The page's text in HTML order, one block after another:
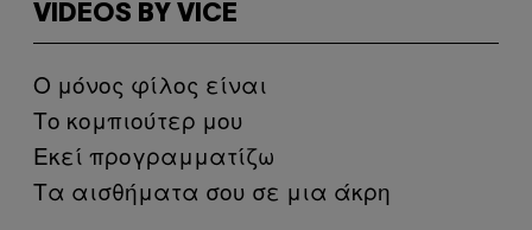
VIDEOS BY VICE
Ο μόνος φίλος είναι
Το κομπιούτερ μου
Εκεί προγραμματίζω
Τα αισθήματα σου σε μια άκρη